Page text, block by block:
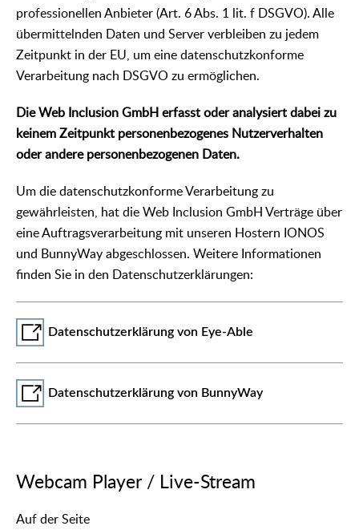
professionellen Anbieter (Art. 6 Abs. 1 lit. f DSGVO). Alle
übermittelnden Daten und Server verbleiben zu jedem
Zeitpunkt in der EU, um eine datenschutzkonforme
Verarbeitung nach DSGVO zu ermöglichen.
Die Web Inclusion GmbH erfasst oder analysiert dabei zu
keinem Zeitpunkt personenbezogenes Nutzerverhalten
oder andere personenbezogenen Daten.
Um die datenschutzkonforme Verarbeitung zu
gewährleisten, hat die Web Inclusion GmbH Verträge über
eine Auftragsverarbeitung mit unseren Hostern IONOS
und BunnyWay abgeschlossen. Weitere Informationen
finden Sie in den Datenschutzerklärungen:
Datenschutzerklärung von Eye-Able
Datenschutzerklärung von BunnyWay
Webcam Player / Live-Stream
Auf der Seite